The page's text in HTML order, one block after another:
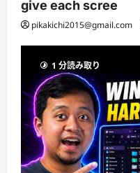
give each scree
pikakichi2015@gmail.com
1 分読み取り